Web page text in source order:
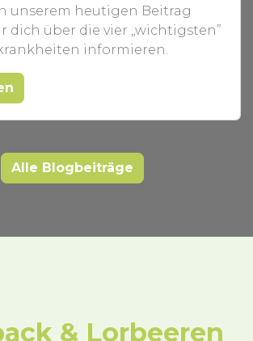
unserem heutigen Beitrag
dich über die vier „wichtigsten”
informieren.
Alle Blogbeiträge
& Lorbeeren